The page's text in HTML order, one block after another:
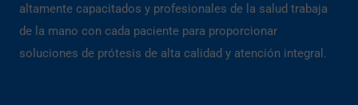
altamente capacitados y profesionales de la salud trabaja
de la mano con cada paciente para proporcionar
soluciones de prótesis de alta calidad y atención integral.